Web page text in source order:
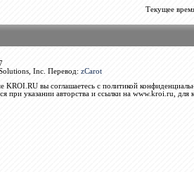
Текущее
Inc. Перевод: zCarot
вы соглашаетесь с политикой
при указании авторства и ссылки на www.kroi.ru, для